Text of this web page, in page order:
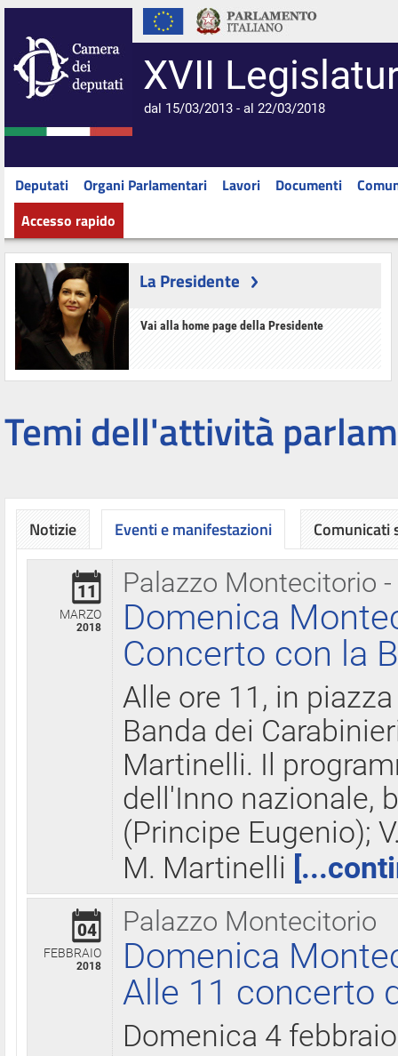
XVII
dal 15/03/2013 - al 22/03/2018
Deputati Organi Parlamentari Lavori Documenti
Accesso rapido
La Presidente
Vai alla home page della Presidente
Temi dell'attività
Notizie Eventi e manifestazioni
Palazzo Montecitorio
11
MARZO
2018
Domenica
Concerto con la
Alle ore 11, in
Banda dei
Martinelli. Il
dell'Inno nazionale,
(Principe Eugenio);
M. Martinelli
Palazzo Montecitorio
04
FEBBRAIO
2018
Domenica
Alle 11 concerto
Domenica 4
Comunicati